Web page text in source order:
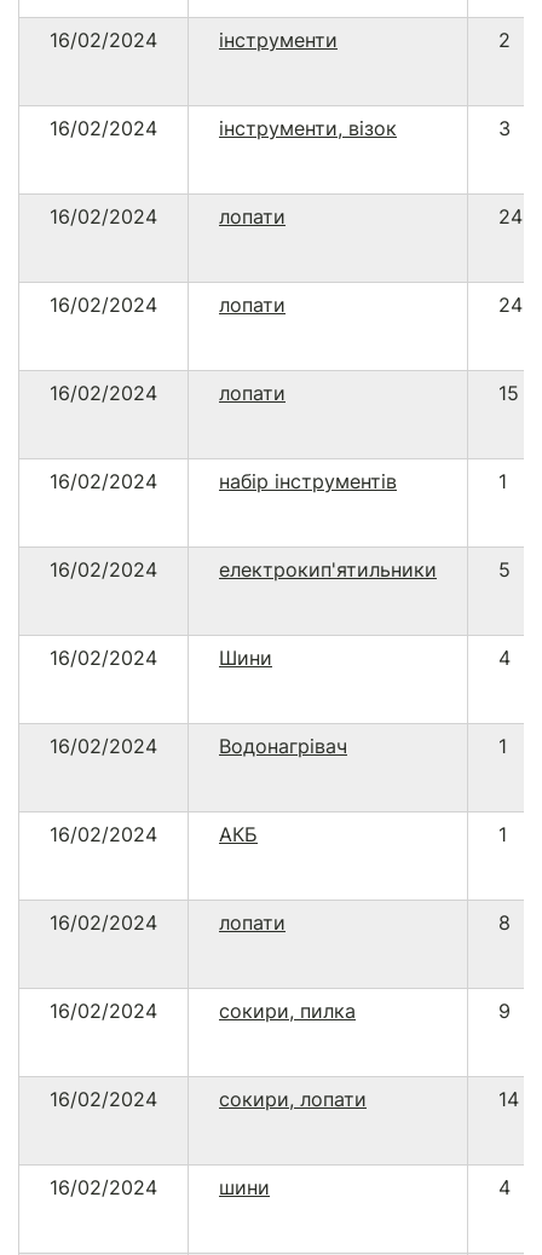
16/02/2024 інструменти 2
16/02/2024 інструменти, візок 3
16/02/2024 лопати 24
16/02/2024 лопати 24
16/02/2024 лопати 15
16/02/2024 набір інструментів 1
16/02/2024 електрокип'ятильники 5
16/02/2024 Шини 4
16/02/2024 Водонагрівач 1
16/02/2024 АКБ 1
16/02/2024 лопати 8
16/02/2024 сокири, пилка 9
16/02/2024 сокири, лопати 14
16/02/2024 шини 4